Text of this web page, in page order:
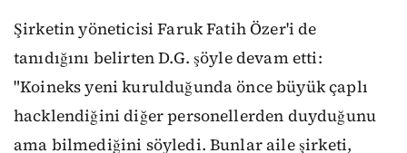
Şirketin yöneticisi Faruk Fatih Özer'i de
tanıdığını belirten D.G. şöyle devam etti:
"Koineks yeni kurulduğunda önce büyük çaplı
hacklendiğini diğer personellerden duyduğunu
ama bilmediğini söyledi. Bunlar aile şirketi,